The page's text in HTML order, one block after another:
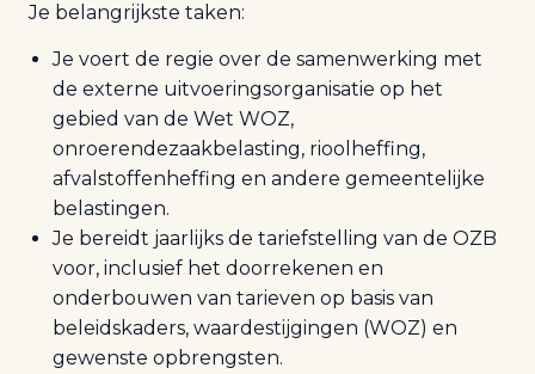
Je belangrijkste taken:
Je voert de regie over de samenwerking met
de externe uitvoeringsorganisatie op het
gebied van de Wet WOZ,
onroerendezaakbelasting, rioolheffing,
afvalstoffenheffing en andere gemeentelijke
belastingen.
Je bereidt jaarlijks de tariefstelling van de OZB
voor, inclusief het doorrekenen en
onderbouwen van tarieven op basis van
beleidskaders, waardestijgingen (WOZ) en
gewenste opbrengsten.